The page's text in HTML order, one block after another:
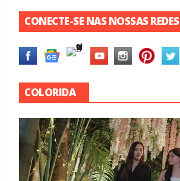
CONECTE-SE NAS NOSSAS REDES
COLORIDA